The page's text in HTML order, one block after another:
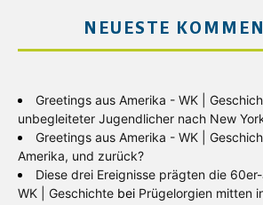
NEUESTE
Greetings aus Amerika - WK |
unbegleiteter Jugendlicher nach New
Greetings aus Amerika - WK |
Amerika, und zurück?
Diese drei Ereignisse prägten die
WK | Geschichte bei Prügelorgien mitten